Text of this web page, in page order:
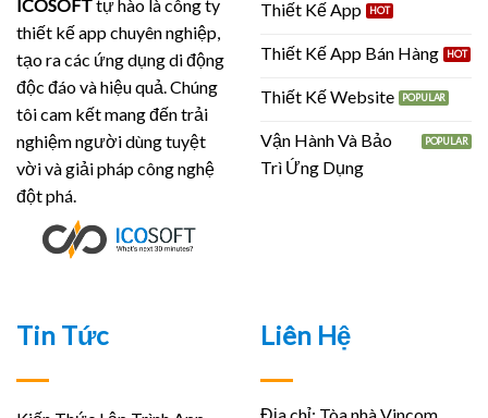
ICOSOFTtự hào là công ty
thiết kế app chuyên nghiệp,
tạo ra các ứng dụng di động
độc đáo và hiệu quả. Chúng
tôi cam kết mang đến trải
nghiệm người dùng tuyệt
vời và giải pháp công nghệ
đột phá.
Thiết Kế App
Thiết Kế App Bán Hàng
Thiết Kế Website
Vận Hành Và Bảo
Trì Ứng Dụng
Tin Tức Liên Hệ